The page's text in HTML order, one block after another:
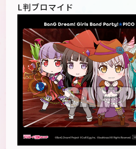
L判ブロマイド